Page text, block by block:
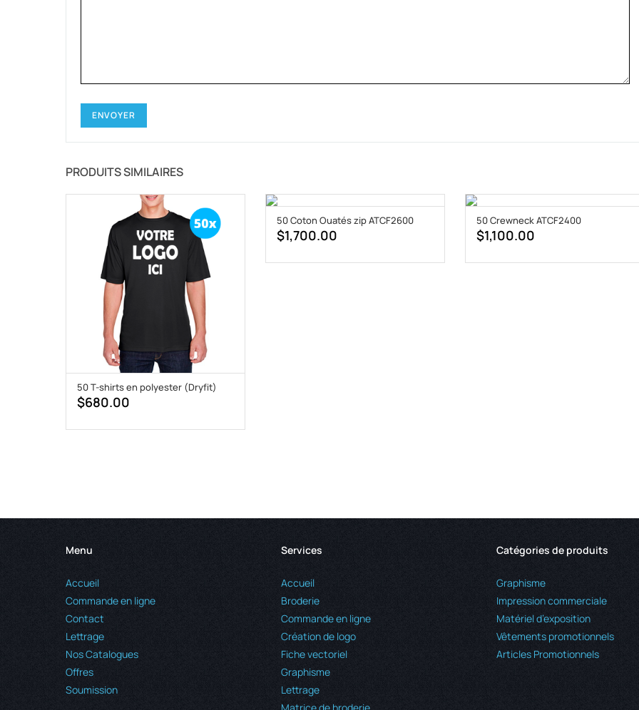
PRODUITS SIMILAIRES
50 T-shirts en polyester (Dryfit)
$680.00
50 Coton Ouatés zip ATCF2600
$1,700.00
50 Crewneck ATCF2400
$1,100.00
Menu
Accueil
Commande en ligne
Contact
Lettrage
Nos Catalogues
Offres
Soumission
Services
Accueil
Broderie
Commande en ligne
Création de logo
Fiche vectoriel
Graphisme
Lettrage
Catégories de produits
Graphisme
Impression commerciale
Matériel d’exposition
Vêtements promotionnels
Articles Promotionnels